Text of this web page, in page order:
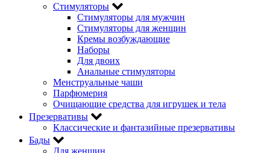
Стимуляторы
Стимуляторы для мужчин
Стимуляторы для женщин
Кремы возбуждающие
Наборы
Для двоих
Анальные стимуляторы
Менструальные чаши
Парфюмерия
Очищающие средства для игрушек и тела
Презервативы
Классические и фантазийные презервативы
Бады
Для женщин